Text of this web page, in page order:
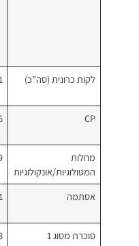
לקות כרונית (סה”כ)
CP
מחלות
המטולוגיות/אונקולוגיות
אסתמה
סוכרת מסוג 1